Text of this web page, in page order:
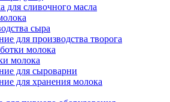
для сливочного масла
сыра
для производства творога
молока
молока
для сыроварни
для хранения молока